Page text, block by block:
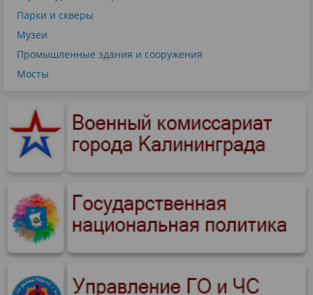
Парки и скверы
Музеи
Промышленные здания и сооружения
Мосты